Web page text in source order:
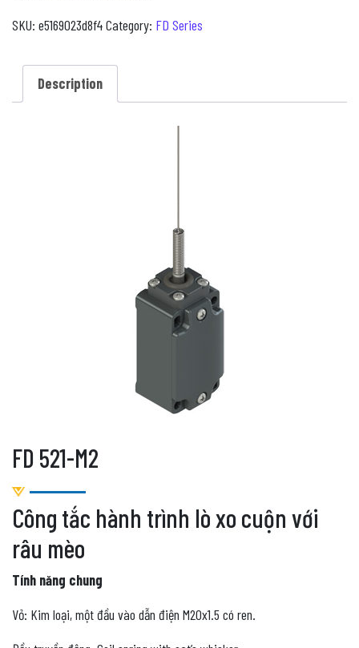
SKU: e5169023d8f4Category: FD Series
Description
FD 521-M2
Công tắc hành trình lò xo cuộn với
râu mèo
Tính năng chung
Vỏ: Kim loại, một đầu vào dẫn điện M20x1.5 có ren.